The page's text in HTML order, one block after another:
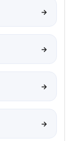
→
→
→
→